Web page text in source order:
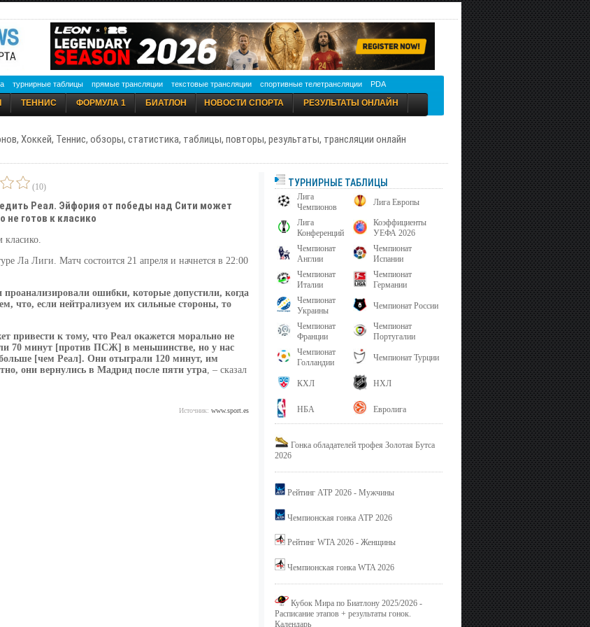
турнирные таблицы прямые трансляции текстовые трансляции спортивные телетрансляции PDA
ТЕННИС ФОРМУЛА 1 БИАТЛОН НОВОСТИ СПОРТА РЕЗУЛЬТАТЫ ОНЛАЙН
Хоккей, Теннис, обзоры, статистика, таблицы, повторы, результаты, трансляции онлайн
(10)
Реал. Эйфория от победы над Сити может
не готов к класико
класико.
Ла Лиги. Матч состоится 21 апреля и начнется в 22:00
ошибки, которые допустили, когда
что, если нейтрализуем их сильные стороны, то
привести к тому, что Реалокажется морально не
70 минут [против ПСЖ] в меньшинстве, но у нас
[чем Реал]. Они отыграли 120 минут, им
они вернулись в Мадрид после пяти утра, – сказал
Источник: www.sport.es
ТУРНИРНЫЕ ТАБЛИЦЫ
Лига
Чемпионов
Лига Европы
Лига
Конференций
Коэффициенты
УЕФА 2026
Чемпионат
Англии
Чемпионат
Испании
Чемпионат
Италии
Чемпионат
Германии
Чемпионат
Украины
Чемпионат России
Чемпионат
Франции
Чемпионат
Португалии
Чемпионат
Голландии
Чемпионат Турции
КХЛ НХЛ
НБА Евролига
Гонка обладателей трофея Золотая Бутса
2026
Рейтинг ATP 2026 - Мужчины
Чемпионская гонка ATP 2026
Рейтинг WTA 2026 - Женщины
Чемпионская гонка WTA 2026
Кубок Мира по Биатлону 2025/2026 -
Расписание этапов + результаты гонок.
Календарь